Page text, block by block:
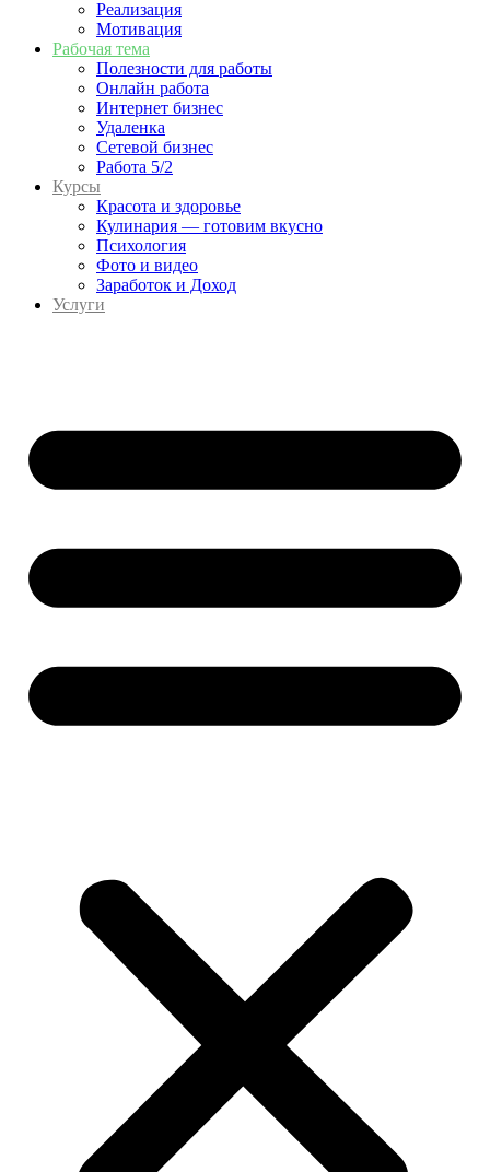
Реализация
Мотивация
Рабочая тема
Полезности для работы
Онлайн работа
Интернет бизнес
Удаленка
Сетевой бизнес
Работа 5/2
Курсы
Красота и здоровье
Кулинария — готовим вкусно
Психология
Фото и видео
Заработок и Доход
Услуги